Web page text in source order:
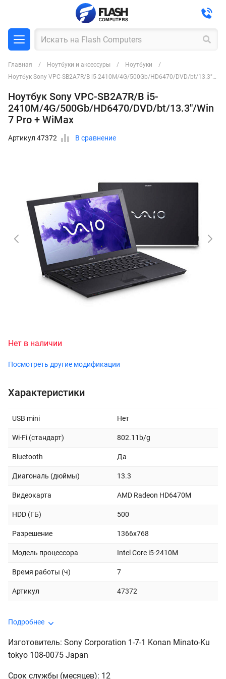
Главная Ноутбуки и аксессуры
Ноутбуки
Ноутбук Sony VPC-SB2A7R/B i5-2410M/4G/500Gb/HD6470/DVD/bt/13.3"/Win7 Pro + WiMax
Ноутбук Sony VPC-SB2A7R/B i5-
2410M/4G/500Gb/HD6470/DVD/bt/13.3"/Win
7 Pro + WiMax
Артикул 47372 В сравнение
Нет в наличии
Посмотреть другие модификации
Характеристики
USB mini Нет
Wi-Fi (стандарт) 802.11b/g
Bluetooth Да
Диагональ (дюймы) 13.3
Видеокарта AMD Radeon HD6470M
HDD (ГБ) 500
Разрешение 1366x768
Модель процессора Intel Core i5-2410M
Время работы (ч) 7
Артикул 47372
Подробнее
Изготовитель: Sony Corporation 1-7-1 Konan Minato-Ku
tokyo 108-0075 Japan
Срок службы (месяцев): 12